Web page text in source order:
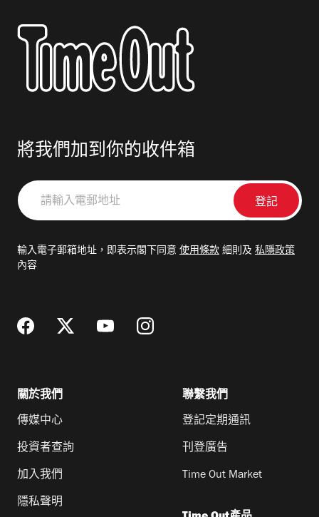
將我們加到你的收件箱
請
輸
郵
輸入電子郵箱地址，即表示閣下同意 使用條款 細則及 私隱政策
內容
關於我們
傳媒中心
投資者查詢
加入我們
隱私聲明
聯繫我們
登記定期通訊
刊登廣告
Time Out Market